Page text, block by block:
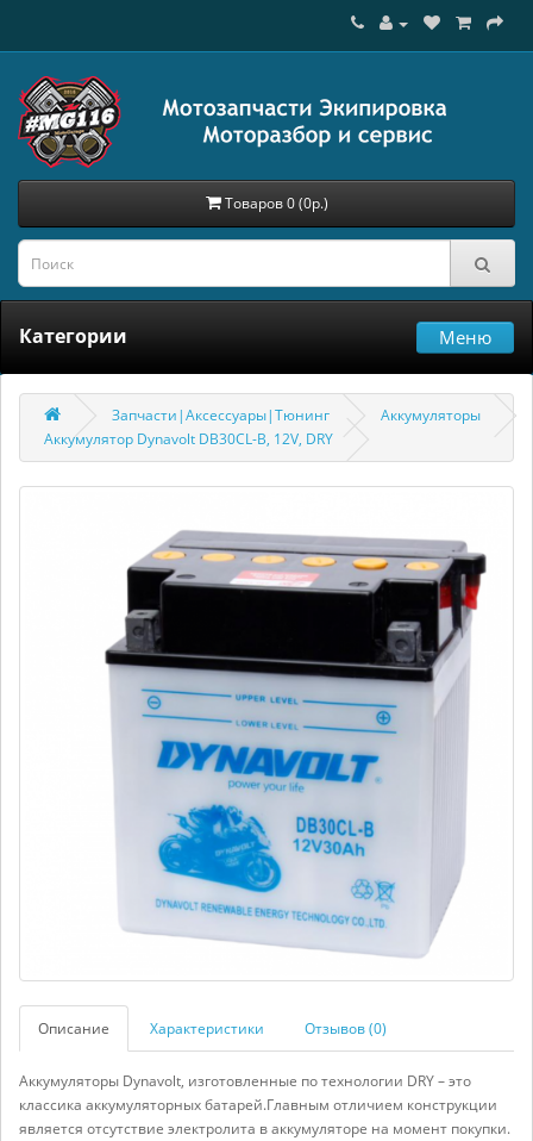
Товаров 0 (0р.)
Категории Меню
Запчасти|Аксессуары|Тюнинг
Аккумуляторы
Аккумулятор Dynavolt DB30CL-B, 12V, DRY
Описание Характеристики Отзывов (0)
Аккумуляторы Dynavolt, изготовленные по технологии DRY – это
классика аккумуляторных батарей.Главным отличием конструкции
является отсутствие электролита в аккумуляторе на момент покупки.